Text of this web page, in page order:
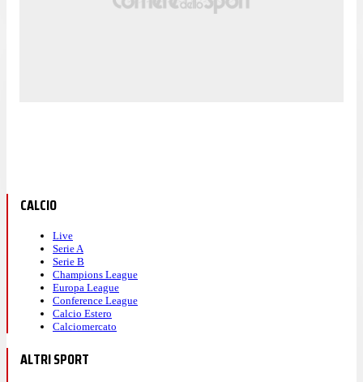
CALCIO
Live
Serie A
Serie B
Champions League
Europa League
Conference League
Calcio Estero
Calciomercato
ALTRI SPORT